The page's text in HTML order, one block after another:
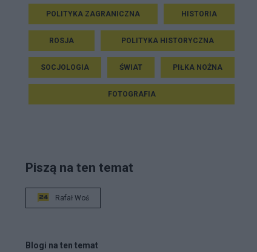
POLITYKA ZAGRANICZNA HISTORIA
ROSJA POLITYKA HISTORYCZNA
SOCJOLOGIA ŚWIAT PIŁKA NOŻNA
FOTOGRAFIA
Piszą na ten temat
Rafał Woś
Blogi na ten temat